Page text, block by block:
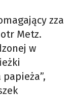
zza
Metz.
w